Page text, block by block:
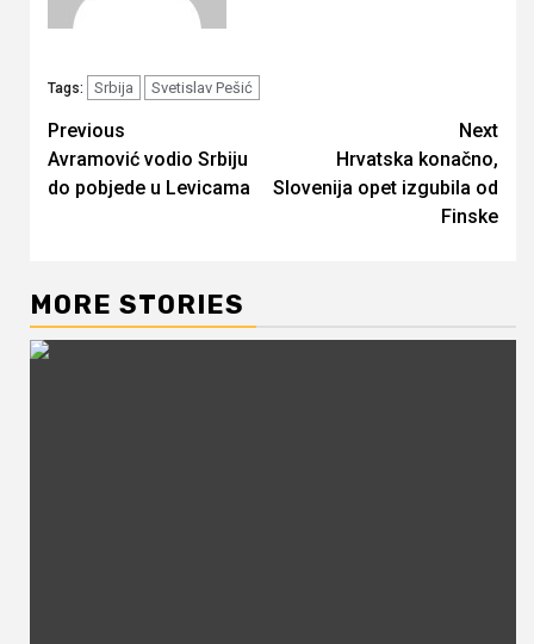
Tags: Srbija Svetislav Pešić
Continue
Reading
Previous
Avramović vodio Srbiju
do pobjede u Levicama
Next
Hrvatska konačno,
Slovenija opet izgubila od
Finske
MORE STORIES